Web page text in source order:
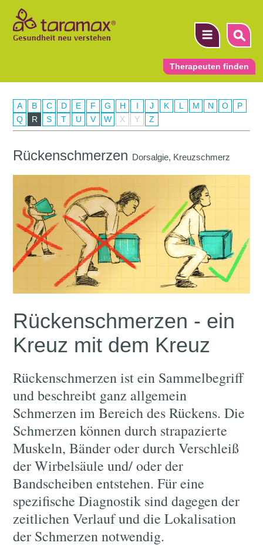
Therapeuten finden
A B C D E F G H I J K L M N O
P
Q
R S T U V W X Y Z
Rückenschmerzen Dorsalgie, Kreuzschmerz
Rückenschmerzen - ein
Kreuz mit dem Kreuz
Rückenschmerzen ist ein Sammelbegriff
und beschreibt ganz allgemein
Schmerzen im Bereich des Rückens. Die
Schmerzen können durch strapazierte
Muskeln, Bänder oder durch Verschleiß
der Wirbelsäule und/ oder der
Bandscheiben entstehen. Für eine
spezifische Diagnostik sind dagegen der
zeitlichen Verlauf und die Lokalisation
der Schmerzen notwendig.